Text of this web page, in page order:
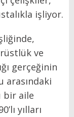
işliyor.
ve
gerçeğinin
arasındaki
bir aile
yılları